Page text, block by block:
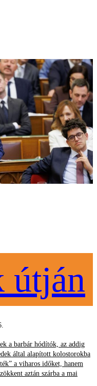
útján
a barbár hódítók, az addig
által alapított kolostorokba
a viharos időket, hanem
aztán szárba a mai